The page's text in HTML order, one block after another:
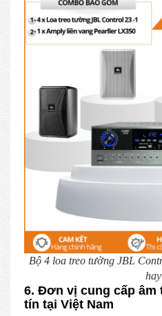
Bộ 4 loa treo tường JBL
hay
6. Đơn vị cung cấp âm
tín tại Việt Nam